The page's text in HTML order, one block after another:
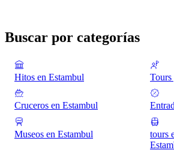
Buscar por categorías
Hitos en Estambul Tours
Cruceros en Estambul
Museos en Estambul
tours